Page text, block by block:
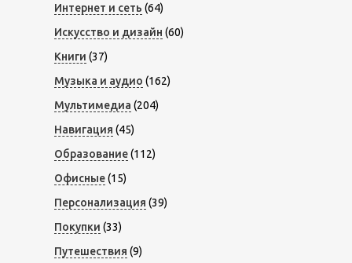
Интернет и сеть (64)
Искусство и дизайн (60)
Книги (37)
Музыка и аудио (162)
Мультимедиа (204)
Навигация (45)
Образование(112)
Офисные(15)
Персонализация (39)
Покупки (33)
Путешествия (9)